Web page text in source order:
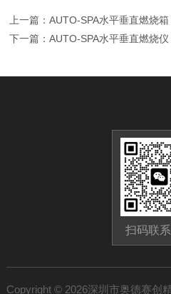
上一篇：AUTO-SPA水平垂直燃烧箱
下一篇：AUTO-SPA水平垂直燃烧仪
扫码联
Copyright © 2026深圳市奥德赛